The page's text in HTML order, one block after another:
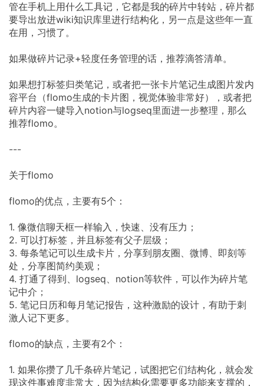
管在手机上用什么工具记，它都是我的碎片中转站，碎片都
要导出放进wiki知识库里进行结构化，另一点是这些年一直
在用，习惯了。
如果做碎片记录+轻度任务管理的话，推荐滴答清单。
如果想打标签归类笔记，或者把一张卡片笔记生成图片发内
容平台（flomo生成的卡片图，视觉体验非常好），或者把
碎片内容一键导入notion与logseq里面进一步整理，那么
推荐flomo。
---
关于flomo
flomo的优点，主要有5个：
1. 像微信聊天框一样输入，快速、没有压力；
2. 可以打标签，并且标签有父子层级；
3. 每条笔记可以生成卡片，分享到朋友圈、微博、即刻等
处，分享图简约美观；
4. 打通了得到、logseq、notion等软件，可以作为碎片笔
记中介；
5. 笔记日历和每月笔记报告，这种激励的设计，有助于刺
激人记下更多。
flomo的缺点，主要有2个：
1. 如果你攒了几千条碎片笔记，试图把它们结构化，就会发
现这件事难度非常大，因为结构化需要更多功能来支撑的，